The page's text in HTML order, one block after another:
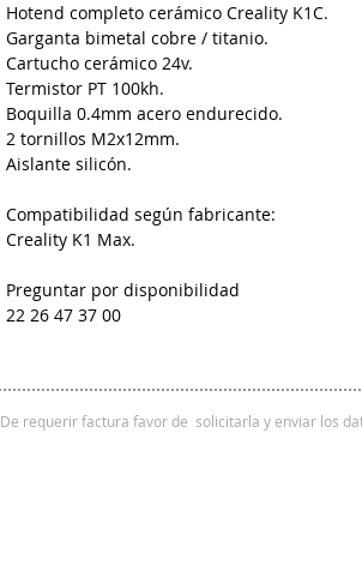
Hotend completo cerámico Creality K1C.
Garganta bimetal cobre / titanio.
Cartucho cerámico 24v.
Termistor PT 100kh.
Boquilla 0.4mm acero endurecido.
2 tornillos M2x12mm.
Aislante silicón.
Compatibilidad según fabricante:
Creality K1 Max.
Preguntar por disponibilidad
22 26 47 37 00
De requerir factura favor de solicitarla y enviar los